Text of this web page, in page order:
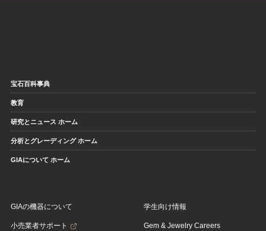
宝石百科事典
教育
研究とニュース ホーム
分析とグレーディング ホーム
GIAについて ホーム
GIAの機器について
小売業者サポート
学生向け情報
Gem & Jewelry Careers